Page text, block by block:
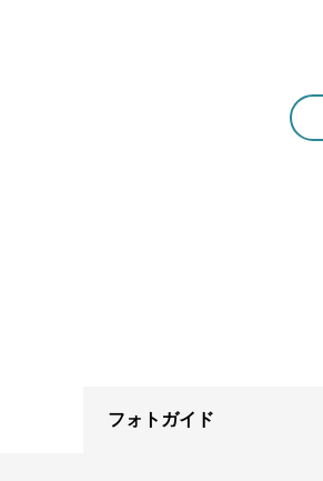
フォトガイド